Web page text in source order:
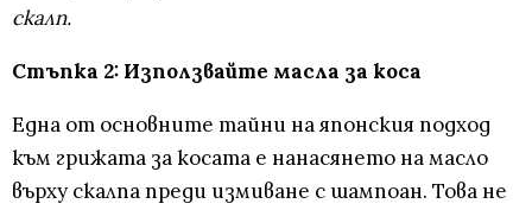
скалп.
Стъпка 2: Използвайте масла за коса
Една от основните тайни на японския подход
към грижата за косата е нанасянето на масло
върху скалпа преди измиване с шампоан. Това не